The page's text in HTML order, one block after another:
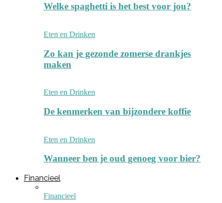
Welke spaghetti is het best voor jou?
Eten en Drinken
Zo kan je gezonde zomerse drankjes
maken
Eten en Drinken
De kenmerken van bijzondere koffie
Eten en Drinken
Wanneer ben je oud genoeg voor bier?
Financieel
Financieel